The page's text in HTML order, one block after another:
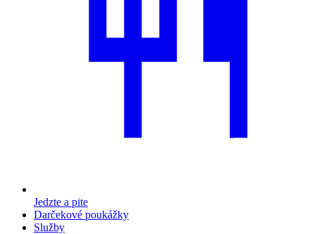
Jedzte a pite
Darčekové poukážky
Služby